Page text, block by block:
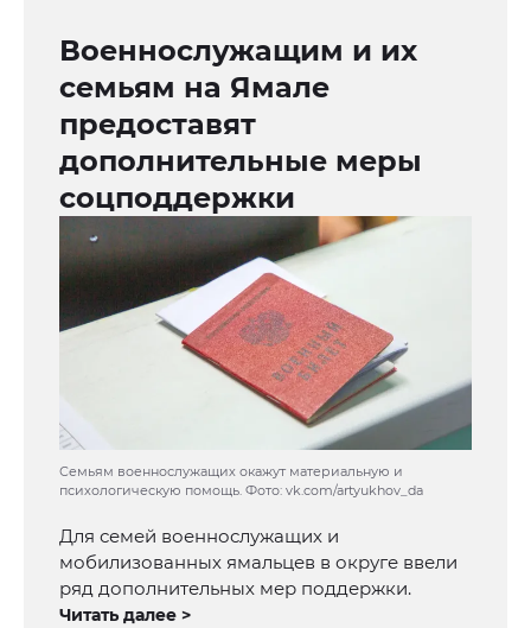
Военнослужащим и их
семьям на Ямале
предоставят
дополнительные меры
соцподдержки
Семьям военнослужащих окажут материальную и
психологическую помощь. Фото: vk.com/artyukhov_da
Для семей военнослужащих и
мобилизованных ямальцев в округе ввели
ряд дополнительных мер поддержки.
Читать далее >